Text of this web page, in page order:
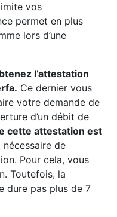
vos
permet en plus
lors d’une
l’attestation
Ce dernier vous
votre demande de
d’un débit de
cette attestation est
nécessaire de
Pour cela, vous
Toutefois, la
dure pas plus de 7